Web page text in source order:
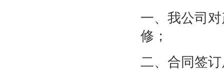
一、我公司
修；
二、合同签